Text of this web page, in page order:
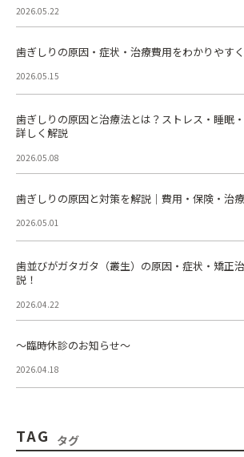
2026.05.22
歯ぎしりの原因・症状・治療費用をわかりやす
2026.05.15
歯ぎしりの原因と治療法とは？ストレス・睡眠
詳しく解説
2026.05.08
歯ぎしりの原因と対策を解説｜費用・保険・治
2026.05.01
歯並びがガタガタ（叢生）の原因・症状・矯正
説！
2026.04.22
～臨時休診のお知らせ～
2026.04.18
TAG タグ